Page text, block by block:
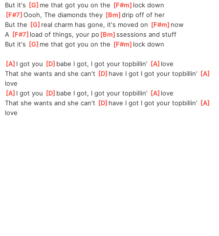
But it's [G ]me that got you on the [F#m ]lock down
[F#7 ]
Oooh, The diamonds they [Bm ]
drip off of her
But the [G ]real charm has gone, it's moved on [F#m ]now
A [F#7 ]load of things, your po [Bm ]
ssessions and stuff
But it's [G ]me that got you on the [F#m ]lock down
[A ]I got you [D ]babe I got, I got your topbillin' [A ]love
That she wants and she can't [D ]have I got I got your topbillin' [A
love
[A ]I got you [D ]babe I got, I got your topbillin' [A ]love
That she wants and she can't [D ]have I got I got your topbillin' [A
love